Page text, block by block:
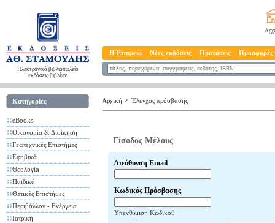
Ηλεκτρονικό βιβλιοπωλείο
εκδόσεις βιβλίων
Η Εταιρεία Νέες εκδόσεις Προτάσεις Προσφορές
Κατηγορίες
eBooks
Οικονομία & Διοίκηση
Γεωτεχνικές Επιστήμες
Εφηβικά
Θεολογία
Παιδικά
Θετικές Επιστήμες
Περιβάλλον - Ενέργεια
Ιατρική
Αρχική > Έλεγχος πρόσβασης
Είσοδος Μέλους
Διεύθυνση Email
Κωδικός Πρόσβασης
Υπενθύμιση Κωδικού